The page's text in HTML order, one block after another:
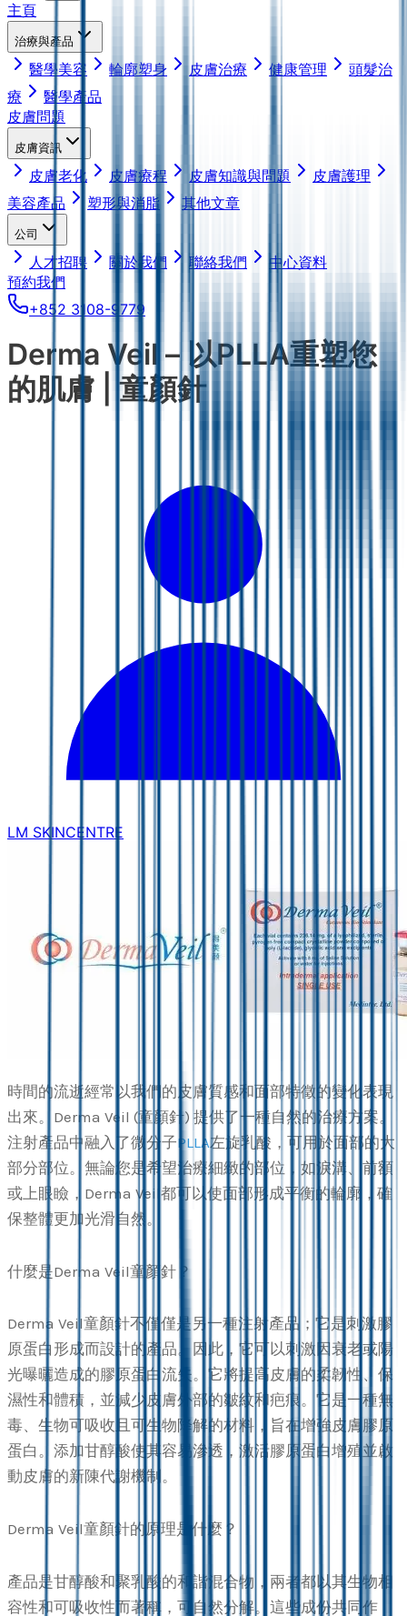
主頁
治療與產品
醫學美容 輪廓塑身 皮膚治療 健康管理
頭髮治
療
醫學產品
皮膚問題
皮膚資訊
皮膚老化 皮膚療程 皮膚知識與問題
皮膚護理
美容產品
塑形與消脂 其他文章
公司
人才招聘 關於我們 聯絡我們
中心資料
預約我們
+852 3108-9779
Derma Veil – 以PLLA重塑您
的肌膚 | 童顏針
LM SKINCENTRE
時間的流逝經常以我們的皮膚質感和面部特徵的變化表現
出來。Derma Veil (童顏針) 提供了一種自然的治療方案。
注射產品中融入了微分子PLLA左旋乳酸，可用於面部的大
部分部位。無論您是希望治療細緻的部位，如淚溝、前額
或上眼瞼，Derma Veil都可以使面部形成平衡的輪廓，確
保整體更加光滑自然。
什麼是Derma Veil童顏針？
Derma Veil童顏針不僅僅是另一種注射產品；它是刺激膠
原蛋白形成而設計的產品。因此，它可以刺激因衰老或陽
光曝曬造成的膠原蛋白流失。它將提高皮膚的柔韌性、保
濕性和體積，並減少皮膚外部的皺紋和疤痕。它是一種無
毒、生物可吸收且可生物降解的材料，旨在增強皮膚膠原
蛋白。添加甘醇酸使其容易滲透，激活膠原蛋白增殖並啟
動皮膚的新陳代謝機制。
Derma Veil童顏針的原理是什麼？
產品是甘醇酸和聚乳酸的和諧混合物，兩者都以其生物相
容性和可吸收性而著稱，可自然分解。這些成份共同作